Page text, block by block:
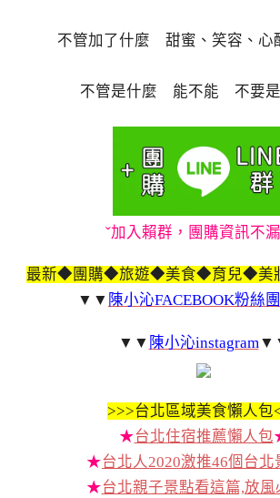
不管加了什麼 甜蜜、笑容、心
不管是什麼 能不能 不要是
ˇ加入賴群，團購資訊不
最新◆團購◆旅遊◆美食◆育兒◆美
▼▼ 陳小沁FACEBOOK粉絲團
▼▼ 陳小沁instagram
>>>台北區域美食懶人包
★台北住宿推薦懶人包
★台北人2020激推46個台北
★台北親子景點看這篇,放風